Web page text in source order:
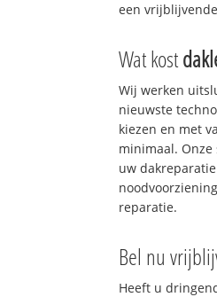
een
Wat kost
Wij werken
nieuwste
kiezen en met
minimaal.
uw
reparatie.
Bel nu
Heeft u